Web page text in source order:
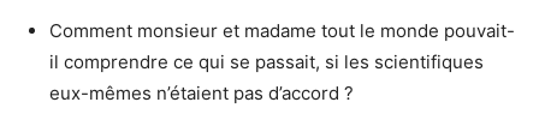
Comment monsieur et madame tout le monde pouvait-
il comprendre ce qui se passait, si les scientifiques
eux-mêmes n’étaient pas d’accord ?